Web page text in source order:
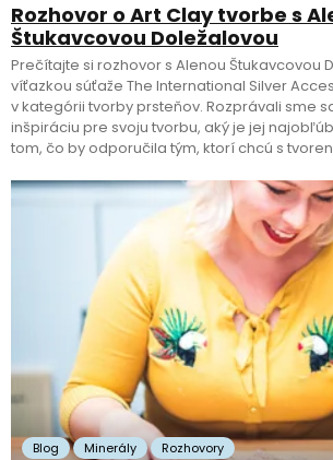
Rozhovor o Art Clay tvorbe s
Štukavcovou Doležalovou
Prečítajte si rozhovor s Alenou Štukavcovou
víťazkou súťaže The International Silver
v kategórii tvorby prsteňov. Rozprávali sme
inšpiráciu pre svoju tvorbu, aký je jej
tom, čo by odporučila tým, ktorí chcú s
Blog Minerály
Rozhovory